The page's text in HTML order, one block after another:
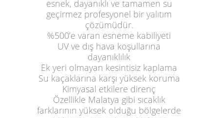
esnek, dayanıklı ve tamamen su
geçirmez profesyonel bir yalıtım
çözümüdür.
%500’e varan esneme kabiliyeti
UV ve dış hava koşullarına
dayanıklılık
Ek yeri olmayan kesintisiz kaplama
Su kaçaklarına karşı yüksek koruma
Kimyasal etkilere direnç
Özellikle Malatya gibi sıcaklık
farklarının yüksek olduğu bölgelerde